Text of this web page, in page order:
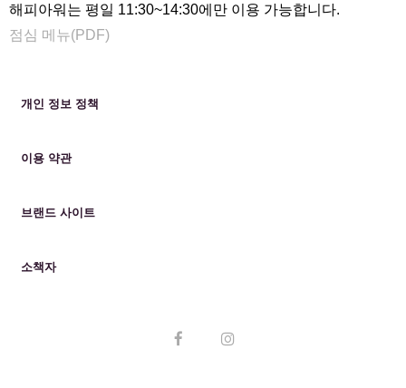
해피아워는 평일 11:30~14:30에만 이용 가능합니다.
점심 메뉴(PDF)
개인 정보 정책
이용 약관
브랜드 사이트
소책자